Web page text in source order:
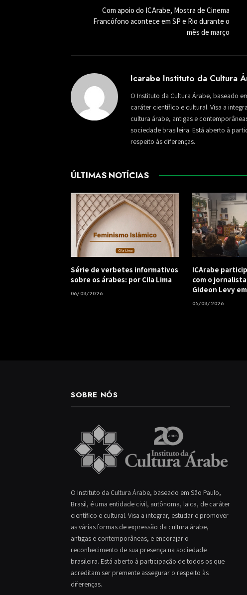
Com apoio do ICArabe, Mostra de Cinema
Francófono acontece em SP e Rio durante o
mês de março
Icarabe Instituto da Cultura
O Instituto da Cultura Árabe, baseado
caráter científico e cultural. Visa a
cultura árabe, antigas e
sociedade brasileira. Está aberto à
respeito às diferenças.
ÚLTIMAS NOTÍCIAS
Série de verbetes informativos
sobre os árabes: por Cila Lima
06/08/2026
ICArabe
com o
Gideon Levy
05/08/2026
SOBRE NÓS
O Instituto da Cultura Árabe, baseado em São Paulo,
Brasil, é uma entidade civil, autônoma, laica, de caráter
científico e cultural. Visa a integrar, estudar e promover
as várias formas de expressão da cultura árabe,
antigas e contemporâneas, e encorajar o
reconhecimento de sua presença na sociedade
brasileira. Está aberto à participação de todos os que
acreditam ser premente assegurar o respeito às
diferenças.